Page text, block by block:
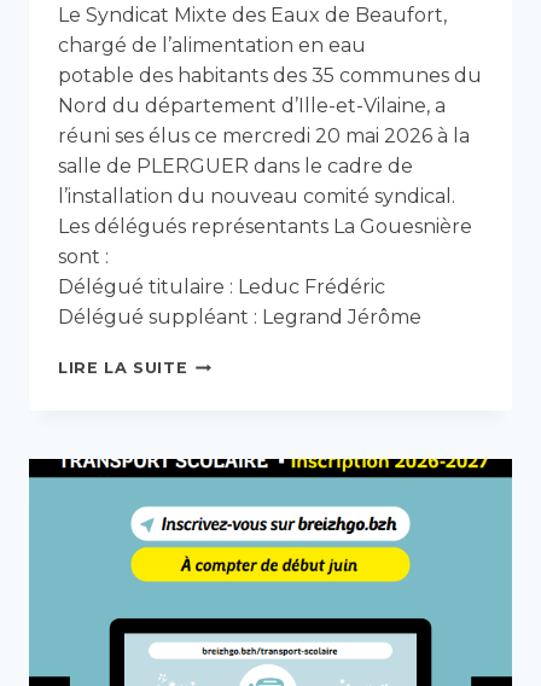
Le Syndicat Mixte des Eaux de Beaufort,
chargé de l’alimentation en eau
potable des habitants des 35 communes du
Nord du département d’Ille-et-Vilaine, a
réuni ses élus ce mercredi 20 mai 2026 à la
salle de PLERGUER dans le cadre de
l’installation du nouveau comité syndical.
Les délégués représentants La Gouesnière
sont :
Délégué titulaire : Leduc Frédéric
Délégué suppléant : Legrand Jérôme
LIRE LA SUITE LES